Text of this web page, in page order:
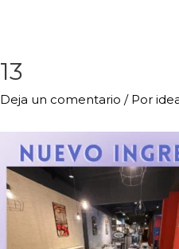
13
Deja un comentario / Por